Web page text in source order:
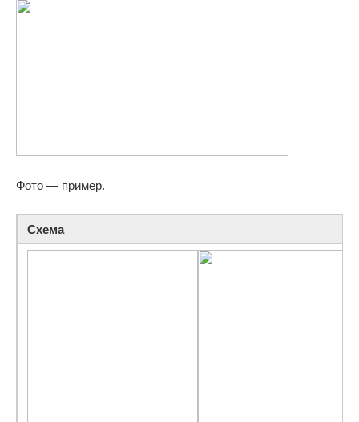
Фото — пример.
Схема